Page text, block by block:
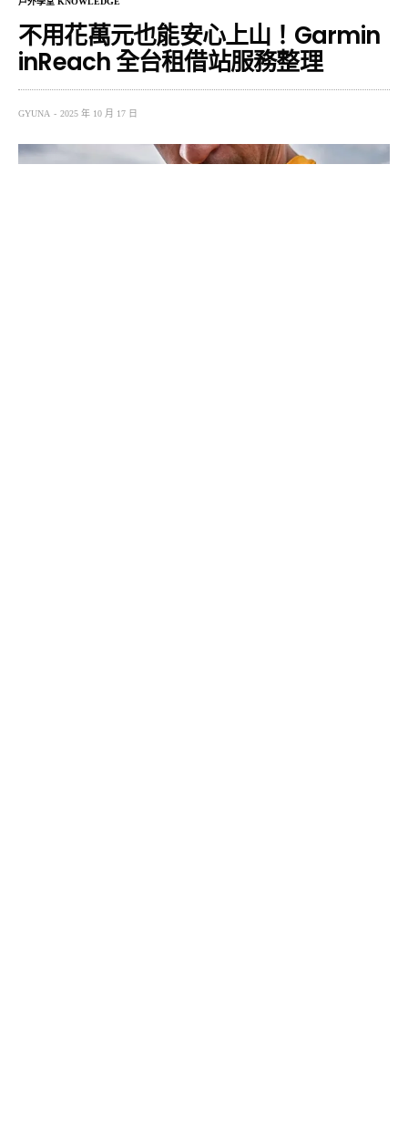
不用花萬元也能安心上山！Garmin
inReach 全台租借站服務整理
GYUNA 2025 年 10 月 17 日